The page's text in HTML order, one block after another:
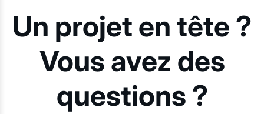
Un projet en tête ?
Vous avez des
questions ?